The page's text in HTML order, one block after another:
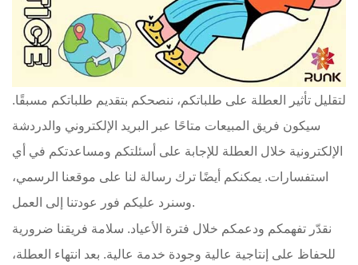
لتقليل تأثير العطلة على طلباتكم، ننصحكم بتقديم طلباتكم مسبقًا.
سيكون فريق المبيعات متاحًا عبر البريد الإلكتروني والدردشة
الإلكترونية خلال العطلة للإجابة على أسئلتكم ومساعدتكم في أي
استفسارات. يمكنكم أيضًا ترك رسالة لنا على موقعنا الرسمي،
وسنرد عليكم فور عودتنا إلى العمل.
نقدّر تفهمكم ودعمكم خلال فترة الأعياد. سلامة فريقنا ضرورية
للحفاظ على إنتاجية عالية وجودة خدمة عالية. بعد انتهاء العطلة،